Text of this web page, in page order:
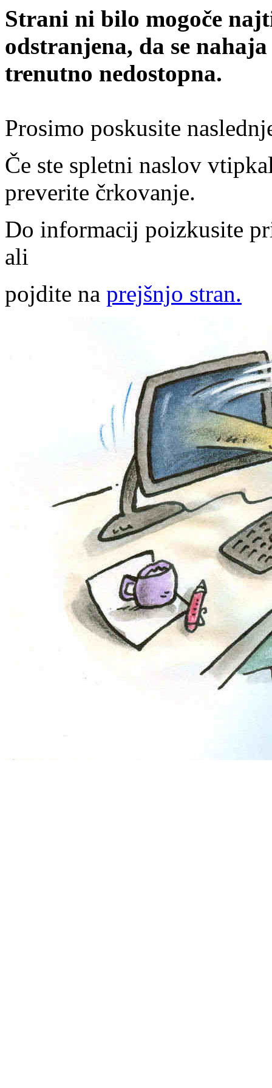
Strani ni bilo mogoče
odstranjena, da se
trenutno nedostopna.
Prosimo poskusite
Če ste spletni naslov
preverite črkovanje.
Do informacij poizkusite
ali
pojdite na prejšnjo stran.